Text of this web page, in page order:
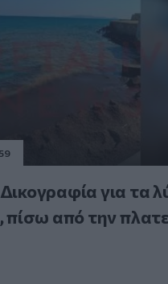
για τα
πίσω από την